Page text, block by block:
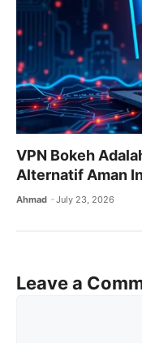
VPN Bokeh
Alternatif Aman
Ahmad July 23, 2026
Leave a